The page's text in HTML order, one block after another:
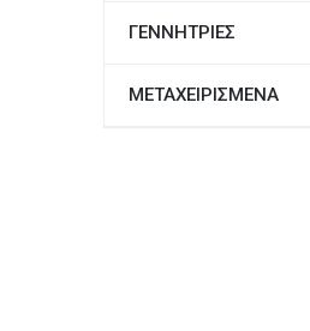
ΓΕΝΝΗΤΡΙΕΣ
ΜΕΤΑΧΕΙΡΙΣΜΕΝΑ